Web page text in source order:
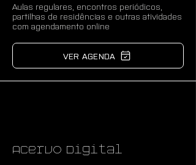
Aulas regulares, encontros periódicos,
partilhas de residências e outras atividades
com agendamento online
VER AGENDA
Acervo Digital